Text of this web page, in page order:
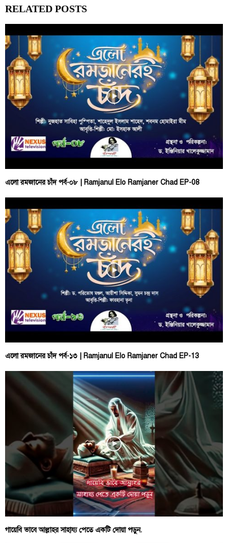
RELATED POSTS
এলো রমজানের চাঁদ পর্ব-০৮ | Ramjanul Elo Ramjaner Chad EP-08
এলো রমজানের চাঁদ পর্ব-১৩ | Ramjanul Elo Ramjaner Chad EP-13
গায়েবি ভাবে আল্লাহর সাহায্য পেতে একটি দোয়া পড়ুন.